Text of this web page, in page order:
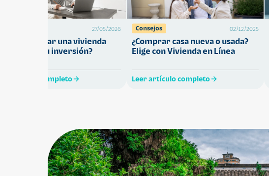
27/05/2026
comprar una vivienda
proteja tu inversión?
artículo completo
Consejos 02/12/2025
¿Comprar casa nueva o usada?
Elige con Vivienda en Línea
Leer artículo completo